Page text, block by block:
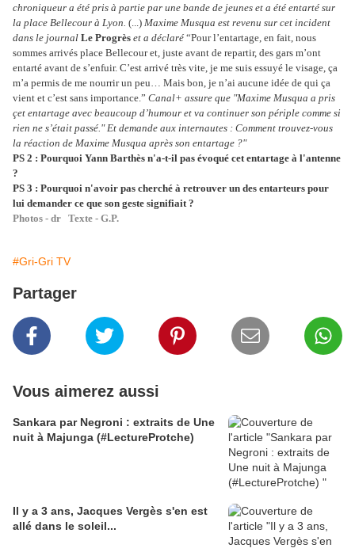
chroniqueur a été pris à partie par une bande de jeunes et a été entarté sur
la place Bellecour à Lyon. (...) Maxime Musqua est revenu sur cet incident
dans le journal Le Progrès et a déclaré “Pour l’entartage, en fait, nous
sommes arrivés place Bellecour et, juste avant de repartir, des gars m’ont
entarté avant de s’enfuir. C’est arrivé très vite, je me suis essuyé le visage, ça
m’a permis de me nourrir un peu… Mais bon, je n’ai aucune idée de qui ça
vient et c’est sans importance.” Canal+ assure que "Maxime Musqua a pris
çet entartage avec beaucoup d’humour et va continuer son périple comme si
rien ne s’était passé." Et demande aux internautes : Comment trouvez-vous
la réaction de Maxime Musqua après son entartage ?"
PS 2 : Pourquoi Yann Barthès n'a-t-il pas évoqué cet entartage à l'antenne
?
PS 3 : Pourquoi n'avoir pas cherché à retrouver un des entarteurs pour
lui demander ce que son geste signifiait ?
Photos - dr Texte - G.P.
#Gri-Gri TV
Partager
Vous aimerez aussi
Sankara par Negroni : extraits de Une
nuit à Majunga (#LectureProtche)
Il y a 3 ans, Jacques Vergès s'en est
allé dans le soleil...